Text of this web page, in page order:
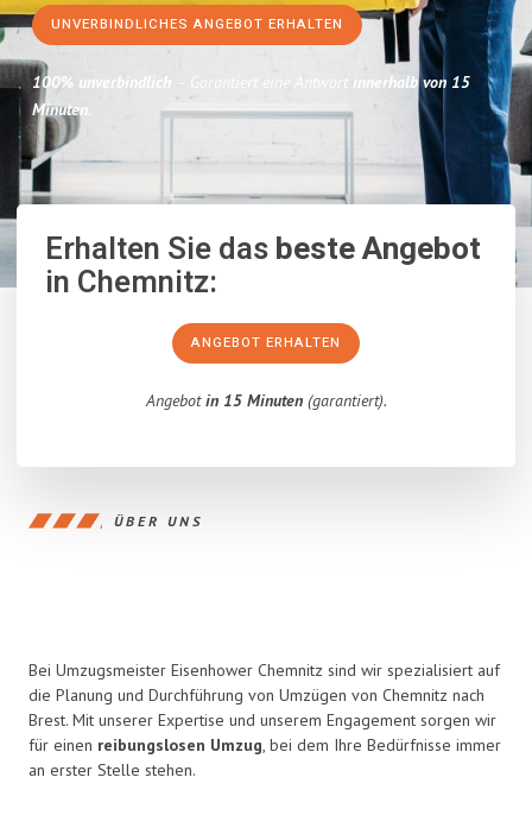
UNVERBINDLICHES ANGEBOT ERHALTEN
100% unverbindlich – Garantiert eine Antwort innerhalb von 15
Minuten.
Erhalten Sie dasbeste Angebot
in Chemnitz:
ANGEBOT ERHALTEN
Angebotin 15 Minuten(garantiert).
ÜBER UNS
Bei Umzugsmeister Eisenhower Chemnitz sind wir spezialisiert auf
die Planung und Durchführung von Umzügen von Chemnitz nach
Brest. Mit unserer Expertise und unserem Engagement sorgen wir
für einen reibungslosen Umzug, bei dem Ihre Bedürfnisse immer
an erster Stelle stehen.